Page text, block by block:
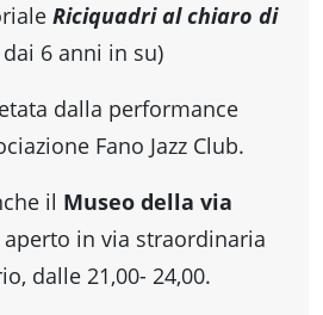
Riciquadri al chiaro di
6 anni in su)
dalla performance
Fano Jazz Club.
il Museo della via
in via straordinaria
dalle 21,00- 24,00.